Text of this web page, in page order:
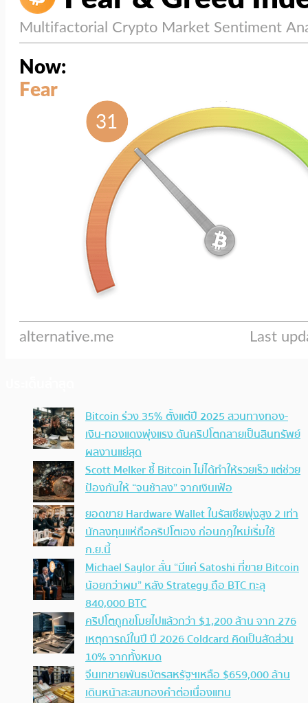
Bitcoin ร่วง 35% ตั้งแต่ปี 2025 สวนทางทอง-
เงิน-ทองแดงพุ่งแรง ดันคริปโตกลายเป็นสินทรัพย์
ผลงานแย่สุด
Scott Melker ชี้ Bitcoin ไม่ได้ทำให้รวยเร็ว แต่ช่วย
ป้องกันให้ “จนช้าลง” จากเงินเฟ้อ
ยอดขาย Hardware Wallet ในรัสเซียพุ่งสูง 2 เท่า
นักลงทุนแห่ถือคริปโตเอง ก่อนกฎใหม่เริ่มใช้
ก.ย.นี้
Michael Saylor ลั่น “มีแค่ Satoshi ที่ขาย Bitcoin
น้อยกว่าผม” หลัง Strategy ถือ BTC ทะลุ
840,000 BTC
คริปโตถูกขโมยไปแล้วกว่า $1,200 ล้าน จาก 276
เหตุการณ์ในปี ปี 2026 Coldcard คิดเป็นสัดส่วน
10% จากทั้งหมด
จีนเทขายพันธบัตรสหรัฐฯเหลือ $659,000 ล้าน
เดินหน้าสะสมทองคำต่อเนื่องแทน